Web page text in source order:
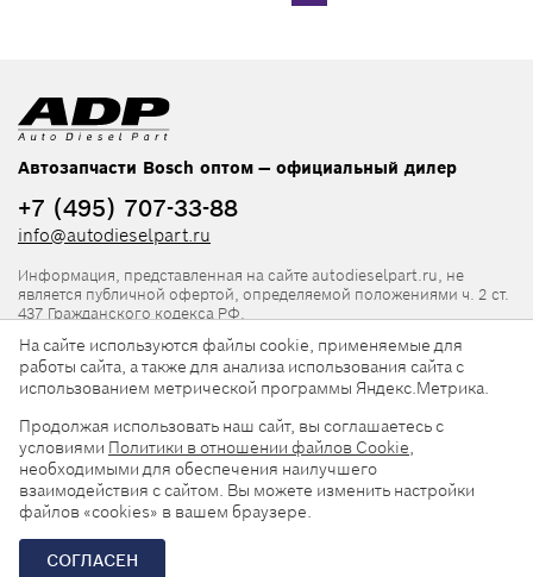
Автозапчасти Bosch оптом — официальный дилер
+7 (495) 707-33-88
info@autodieselpart.ru
Информация, представленная на сайте autodieselpart.ru, не
является публичной офертой, определяемой положениями ч. 2 ст.
437 Гражданского кодекса РФ.
Нормативная документация
ADP в социальных сетях
© 2026, ООО «АвтоДизельПарт». Все права защищены.
Разработка сайта —
На сайте используются файлы cookie, применяемые для
работы сайта, а также для анализа использования сайта с
использованием метрической программы Яндекс.Метрика.
Продолжая использовать наш сайт, вы соглашаетесь с
условиями Политики в отношении файлов Cookie,
необходимыми для обеспечения наилучшего
взаимодействия с сайтом. Вы можете изменить настройки
файлов «cookies» в вашем браузере.
СОГЛАСЕН